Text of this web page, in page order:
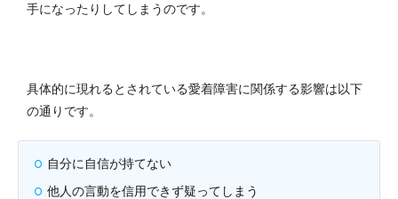
手になったりしてしまうのです。
具体的に現れるとされている愛着障害に関係する影響は以下
の通りです。
自分に自信が持てない
他人の言動を信用できず疑ってしまう